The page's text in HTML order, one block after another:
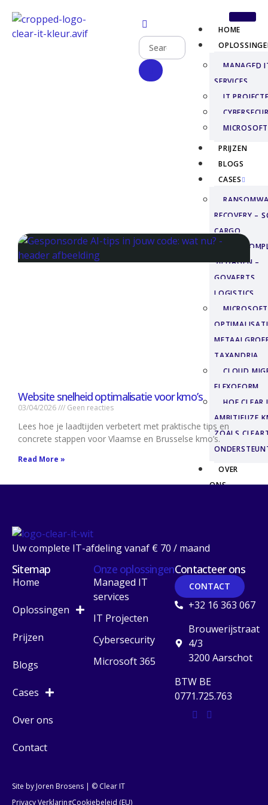
HOME
MANAGED
SERVICES
IT
PRIJZEN
BLOGS
CASES
RECOVERY –
CARGO
NIS2-
90 DAGEN –
GOVAERTS
LOGISTICS
TAXANDRIA
CLOUD
FLEXOFORM
HOE CLEAR
AMBITIEUZE
ZOALS
OVER
ONS
Website snelheid optimalisatie voor kmo’s
03/04/2026 Geen reacties
Lees hoe je laadtijden verbetert met praktische tips en
concrete stappen voor Vlaamse en Brusselse kmo’s.
Read More »
Uw complete IT-afdeling vanaf € 70 / maand
Sitemap
Home
Oplossingen
Prijzen
Blogs
Cases
Over ons
Contact
Onze oplossingen
Managed IT
services
IT Projecten
Cybersecurity
Microsoft 365
Contacteer ons
CONTACT
+32 16 363 067
Brouwerijstraat
4/3
3200 Aarschot
BTW BE
0771.725.763
Site by Joren Brosens | © Clear IT
Privacy VerklaringCookiebeleid (EU)